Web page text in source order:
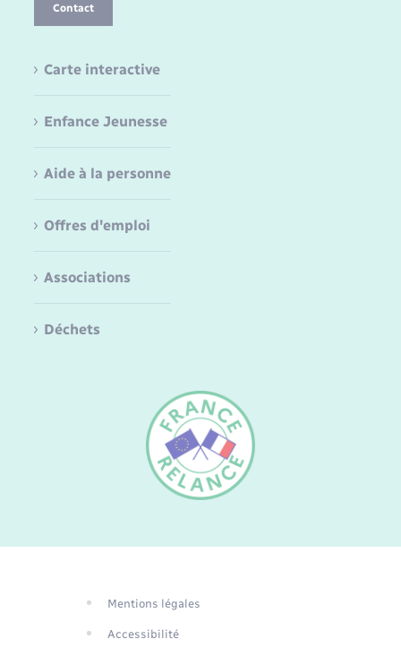
Traduction du
Contact
Carte interactive
Enfance Jeunesse
Aide à la personne
Offres d'emploi
Associations
Déchets
Mentions légales
Accessibilité